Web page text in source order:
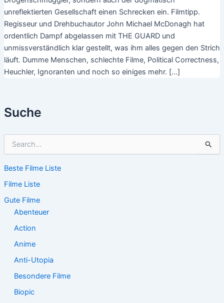
Suche
h
n
n
Beste Filme Liste
Filme Liste
Gute Filme
Abenteuer
Action
Anime
Anti-Utopia
Besondere Filme
Biopic
unreflektierten Gesellschaft einen Schrecken ein. Filmtipp.
Regisseur und Drehbuchautor John Michael McDonagh hat
ordentlich Dampf abgelassen mit THE GUARD und
unmissverständlich klar gestellt, was ihm alles gegen den Strich
läuft. Dumme Menschen, schlechte Filme, Political Correctness,
Heuchler, Ignoranten und noch so einiges mehr. […]